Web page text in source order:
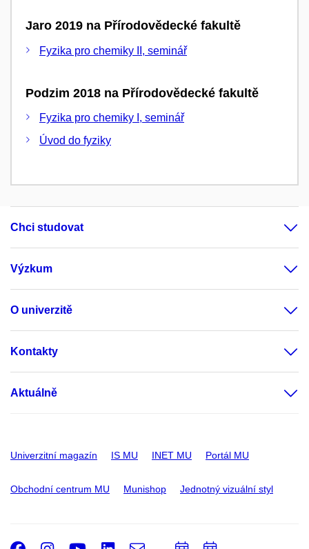
Jaro 2019 na Přírodovědecké fakultě
Fyzika pro chemiky II, seminář
Podzim 2018 na Přírodovědecké fakultě
Fyzika pro chemiky I, seminář
Úvod do fyziky
Chci studovat
Výzkum
O univerzitě
Kontakty
Aktuálně
Univerzitní magazín IS MU INET MU Portál MU
Obchodní centrum MU Munishop Jednotný vizuální styl